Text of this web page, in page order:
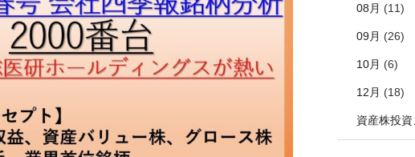
08月 (11)
09月 (26)
10月 (6)
12月 (18)
資産株投資